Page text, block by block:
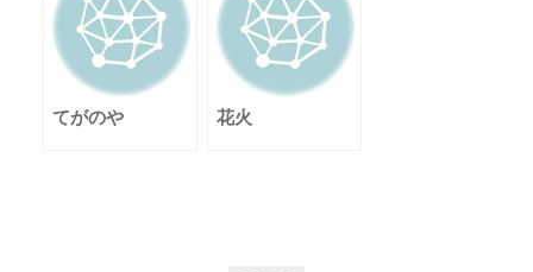
てがのや 花火